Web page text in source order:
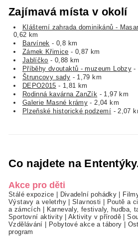
Zajímavá místa v okolí
Klášterní zahrada dominikánů -
0,62 km
Barvínek - 0,8 km
Zámek Křimice - 0,87 km
Jablíčko - 0,88 km
Příběhy dvoutaktů - muzeum Lobzy -
Štruncovy sady - 1,79 km
DEPO2015 - 1,81 km
Rodinná kavárna ZanZík - 1,97 km
Galerie Masné krámy - 2,04 km
Plzeňské historické podzemí - 2,07
Co najdete na
Akce pro děti
Stálé expozice Divadelní pohádky
Výstavy a veletrhy|Slavnosti Poutě a
a zámcích
Karnevaly, festivaly, hudba,
Sportovní aktivity|Aktivity v přírodě |
Vzdělávání
Pobytové akce a tábory
program